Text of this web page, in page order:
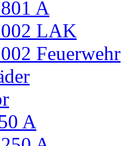
A
LAK
Feuerwehr
A